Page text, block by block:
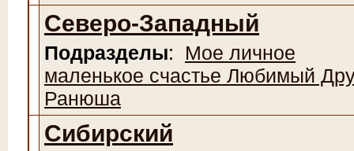
Северо-Западный
Подразделы:
Мое личное
маленькое счастье Любимый
Ранюша
Сибирский